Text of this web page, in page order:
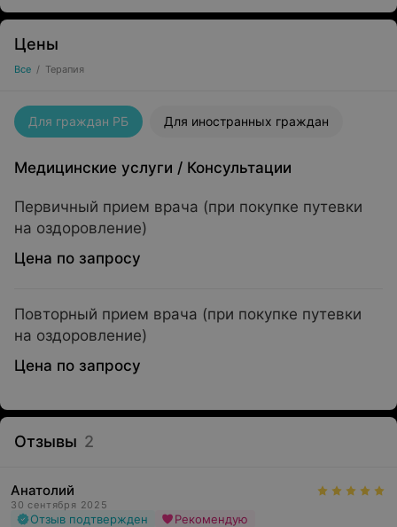
Цены
Все / Терапия
Для граждан РБ Для иностранных граждан
Медицинские услуги / Консультации
Первичный прием врача (при покупке путевки
на оздоровление)
Цена по запросу
Повторный прием врача (при покупке путевки
на оздоровление)
Цена по запросу
Отзывы 2
Анатолий
30 сентября 2025
Отзыв подтвержден Рекомендую